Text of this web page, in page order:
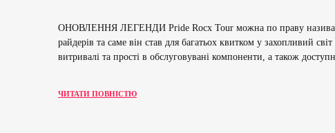
ОНОВЛЕННЯ ЛЕГЕНДИ Pride Rocx Tour можна по праву називати
райдерів та саме він став для багатьох квитком у захопливий
витривалі та прості в обслуговувані компоненти, а також
ЧИТАТИ ПОВНІСТЮ